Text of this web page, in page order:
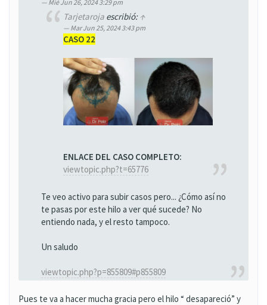
Mié Jun 26, 2024 3:29 pm
Tarjetaroja escribió: ↑
Mar Jun 25, 2024 3:43 pm
CASO 22
ENLACE DEL CASO COMPLETO:
viewtopic.php?t=65776
Te veo activo para subir casos pero... ¿Cómo así no
te pasas por este hilo a ver qué sucede? No
entiendo nada, y el resto tampoco.
Un saludo
viewtopic.php?p=855809#p855809
Pues te va a hacer mucha gracia pero el hilo “ desapareció” y